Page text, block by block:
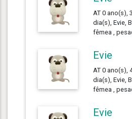
AT 0 ano(s),
dia(s), Evie,
fêmea ,
Evie
AT 0 ano(s),
dia(s), Evie,
fêmea ,
Evie